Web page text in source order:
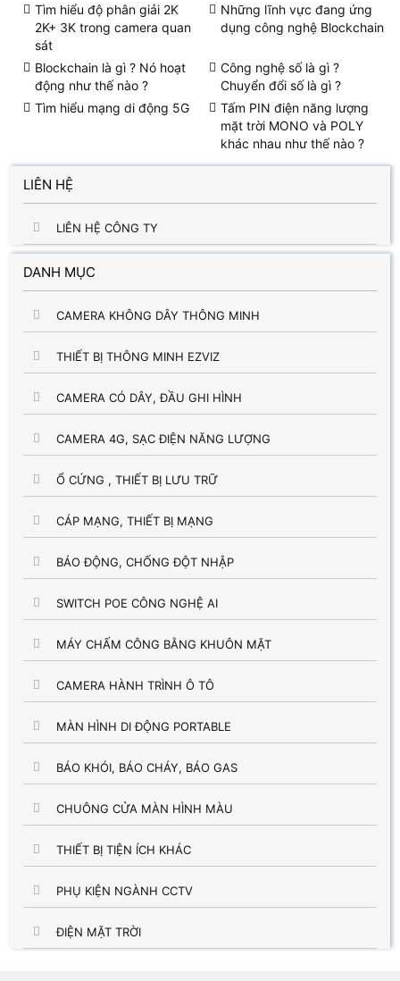
Tìm hiểu độ phân giải 2K
2K+ 3K trong camera quan
sát
Những lĩnh vực đang ứng
dụng công nghệ Blockchain
Blockchain là gì ? Nó hoạt
động như thế nào ?
Công nghệ số là gì ?
Chuyển đổi số là gì ?
Tìm hiểu mạng di động 5G
Tấm PIN điện năng lượng
mặt trời MONO và POLY
khác nhau như thế nào ?
LIÊN HỆ
LIÊN HỆ CÔNG TY
DANH MỤC
CAMERA KHÔNG DÂY THÔNG MINH
THIẾT BỊ THÔNG MINH EZVIZ
CAMERA CÓ DÂY, ĐẦU GHI HÌNH
CAMERA 4G, SẠC ĐIỆN NĂNG LƯỢNG
Ổ CỨNG , THIẾT BỊ LƯU TRỮ
CÁP MẠNG, THIẾT BỊ MẠNG
BÁO ĐỘNG, CHỐNG ĐỘT NHẬP
SWITCH POE CÔNG NGHỆ AI
MÁY CHẤM CÔNG BẰNG KHUÔN MẶT
CAMERA HÀNH TRÌNH Ô TÔ
MÀN HÌNH DI ĐỘNG PORTABLE
BÁO KHÓI, BÁO CHÁY, BÁO GAS
CHUÔNG CỬA MÀN HÌNH MÀU
THIẾT BỊ TIỆN ÍCH KHÁC
PHỤ KIỆN NGÀNH CCTV
ĐIỆN MẶT TRỜI